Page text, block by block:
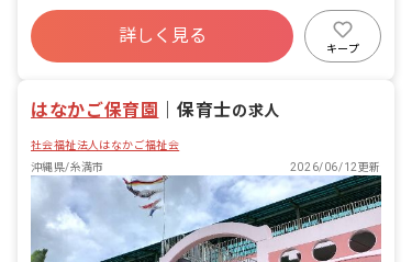
護者との連絡アプリ導入：あり ■園庭有
無：あり
ボーナス・賞与あり
寮・住宅・家賃補助あり
社会保険完備
車通勤可
詳しく見る
キープ
はなかご保育園 ｜保育士の求人
社会福祉法人はなかご福祉会
沖縄県/糸満市
2026/06/12更新